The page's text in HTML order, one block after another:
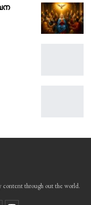
content through out the world.